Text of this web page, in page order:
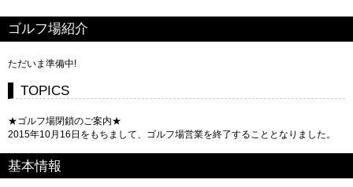
ゴルフ場紹介
ただいま準備中!
TOPICS
★ゴルフ場閉鎖のご案内★
2015年10月16日をもちまして、ゴルフ場営業を終了することとなりました。
基本情報